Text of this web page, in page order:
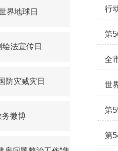
界地球日
绘法宣传日
防灾减灾日
务微博
行
第
全
世
第
第